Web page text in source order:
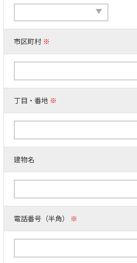
市区町村 ※
丁目・番地 ※
建物名
電話番号（半角） ※